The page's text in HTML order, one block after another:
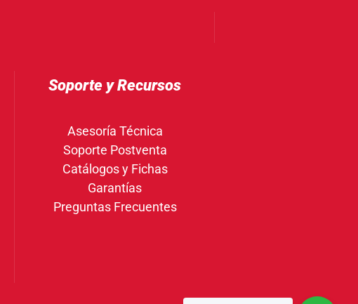
Soporte y Recursos
Asesoría Técnica
Soporte Postventa
Catálogos y Fichas
Garantías
Preguntas Frecuentes